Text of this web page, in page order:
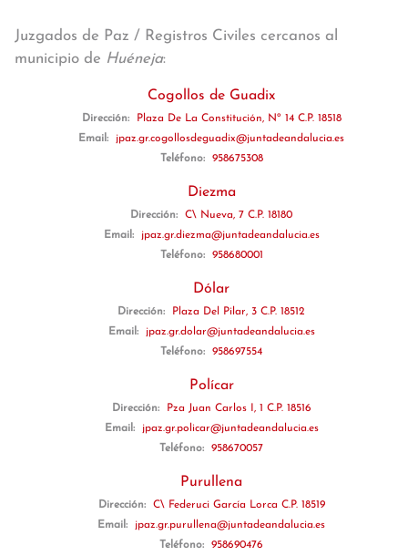
Juzgados de Paz / Registros Civiles cercanos al
municipio de Huéneja:
Cogollos de Guadix
Dirección:
Plaza De La Constitución, Nº 14 C.P. 18518
Email:
jpaz.gr.cogollosdeguadix@juntadeandalucia.es
Teléfono:
958675308
Diezma
Dirección:
C\ Nueva, 7 C.P. 18180
Email:
jpaz.gr.diezma@juntadeandalucia.es
Teléfono:
958680001
Dólar
Dirección:
Plaza Del Pilar, 3 C.P. 18512
Email:
jpaz.gr.dolar@juntadeandalucia.es
Teléfono:
958697554
Polícar
Dirección:
Pza Juan Carlos I, 1 C.P. 18516
Email:
jpaz.gr.policar@juntadeandalucia.es
Teléfono:
958670057
Purullena
Dirección:
C\ Federuci García Lorca C.P. 18519
Email:
jpaz.gr.purullena@juntadeandalucia.es
Teléfono:
958690476